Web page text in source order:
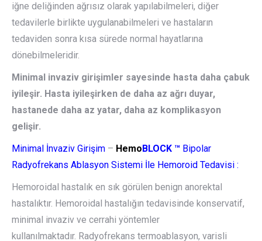
iğne deliğinden ağrısız olarak yapılabilmeleri, diğer
tedavilerle birlikte uygulanabilmeleri ve hastaların
tedaviden sonra kısa sürede normal hayatlarına
dönebilmeleridir.
Minimal invaziv girişimler sayesinde hasta daha çabuk
iyileşir. Hasta iyileşirken de daha az ağrı duyar,
hastanede daha az yatar, daha az komplikasyon
gelişir.
Minimal İnvaziv Girişim – HemoBLOCK ™ Bipolar
Radyofrekans Ablasyon Sistemi İle Hemoroid Tedavisi :
Hemoroidal hastalık en sık görülen benign anorektal
hastalıktır. Hemoroidal hastalığın tedavisinde konservatif,
minimal invaziv ve cerrahi yöntemler
kullanılmaktadır. Radyofrekans termoablasyon, varisli